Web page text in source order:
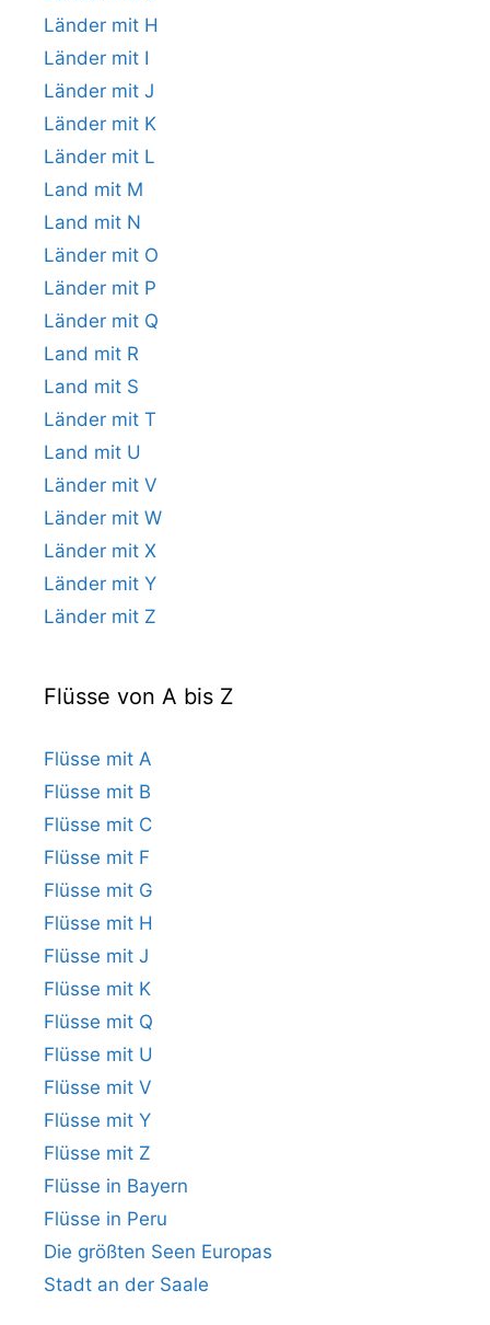
Länder mit H
Länder mit I
Länder mit J
Länder mit K
Länder mit L
Land mit M
Land mit N
Länder mit O
Länder mit P
Länder mit Q
Land mit R
Land mit S
Länder mit T
Land mit U
Länder mit V
Länder mit W
Länder mit X
Länder mit Y
Länder mit Z
Flüsse von A bis Z
Flüsse mit A
Flüsse mit B
Flüsse mit C
Flüsse mit F
Flüsse mit G
Flüsse mit H
Flüsse mit J
Flüsse mit K
Flüsse mit Q
Flüsse mit U
Flüsse mit V
Flüsse mit Y
Flüsse mit Z
Flüsse in Bayern
Flüsse in Peru
Die größten Seen Europas
Stadt an der Saale